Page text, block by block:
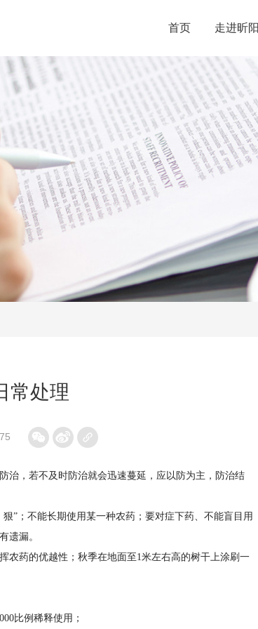
首页 走进昕阳
常处理
治，若不及时防治就会迅速蔓延，应以防为主，防治结
”；不能长期使用某一种农药；要对症下药、不能盲目用
遗漏。
农药的优越性；秋季在地面至1米左右高的树干上涂刷一
比例稀释使用；